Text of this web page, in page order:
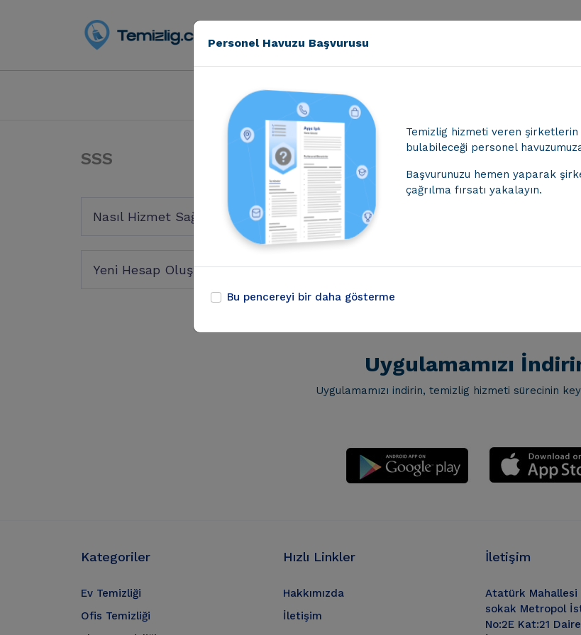
Mağaza & Hizmetler Kategoriler
SSS
Nasıl Hizmet Sağlayıcı Kaydı Yapılır ve Hizmet Eklenir?
Yeni Hesap Oluşturma ve hizmet rezervasyonu
Uygulamamızı
Uygulamamızı indirin, temizlig hizmeti sürecinin
Kategoriler
Ev Temizliği
Ofis Temizliği
Hızlı Linkler
Hakkımızda
İletişim
İletişim
Atatürk Mahallesi
sokak Metropol
No:2E Kat:21
Personel Havuzu Başvurusu
Temizlig hizmeti veren şirketlerin
bulabileceği personel
Başvurunuzu hemen yaparak
çağrılma fırsatı yakalayın.
Bu pencereyi bir daha gösterme